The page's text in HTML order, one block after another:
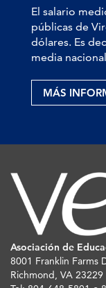
El salario
públicas de
dólares. Es
media
MÁS
Asociación de
8001 Franklin Farms
Richmond, VA 23229